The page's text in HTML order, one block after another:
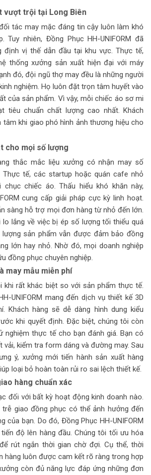
vượt trội tại Long Biên
tác may mặc đáng tin cậy luôn làm khó
Tuy nhiên, Đồng Phục HH-UNIFORM đã
định vị thế dẫn đầu tại khu vực. Thực tế,
thống xưởng sản xuất hiện đại với máy
đó, đội ngũ thợ may đều là những người
nghiệm. Họ luôn đặt trọn tâm huyết vào
của sản phẩm. Vì vậy, mỗi chiếc áo sơ mi
tiêu chuẩn chất lượng cao nhất. Khách
tâm khi giao phó hình ảnh thương hiệu cho
cho mọi số lượng
thắc mắc liệu xưởng có nhận may số
Thực tế, các startup hoặc quán cafe nhỏ
chiếc áo. Thấu hiểu khó khăn này,
cung cấp giải pháp cực kỳ linh hoạt.
sàng hỗ trợ mọi đơn hàng từ nhỏ đến lớn.
lo lắng về việc bị ép số lượng tối thiểu quá
sản phẩm vẫn được đảm bảo đồng
lớn hay nhỏ. Nhờ đó, mọi doanh nghiệp
đồng phục chuyên nghiệp.
may mẫu miễn phí
khi rất khác biệt so với sản phẩm thực tế.
UNIFORM mang đến dịch vụ thiết kế 3D
Khách hàng sẽ dễ dàng hình dung kiểu
khi quyết định. Đặc biệt, chúng tôi còn
nghiệm thực tế cho bạn đánh giá. Bạn có
kiểm tra form dáng và đường may. Sau
ý, xưởng mới tiến hành sản xuất hàng
loại bỏ hoàn toàn rủi ro sai lệch thiết kế.
hàng chuẩn xác
đối với bất kỳ hoạt động kinh doanh nào.
giao đồng phục có thể ảnh hưởng đến
của bạn. Do đó, Đồng Phục HH-UNIFORM
độ lên hàng đầu. Chúng tôi tối ưu hóa
rút ngắn thời gian chờ đợi. Cụ thể, thời
hàng luôn được cam kết rõ ràng trong hợp
còn đủ năng lực đáp ứng những đơn